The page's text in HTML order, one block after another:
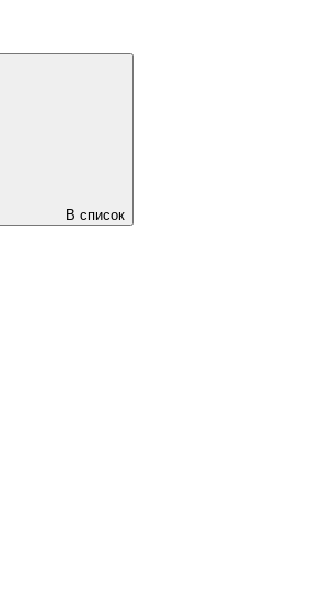
В список